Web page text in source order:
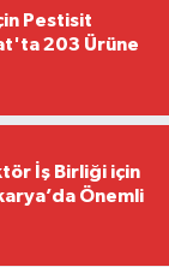
Pestisit
203 Ürüne
İş Birliği için
Önemli